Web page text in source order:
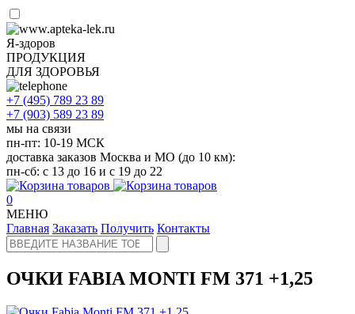
Я-здоров
ПРОДУКЦИЯ
ДЛЯ ЗДОРОВЬЯ
+7 (495) 789 23 89
+7 (903) 589 23 89
мы на связи
пн-пт: 10-19 МСК
доставка заказов Москва и МО (до 10 км):
пн-сб: с 13 до 16 и с 19 до 22
0
МЕНЮ
Главная Заказать Получить Контакты
ОЧКИ FABIA MONTI FM 371 +1,25